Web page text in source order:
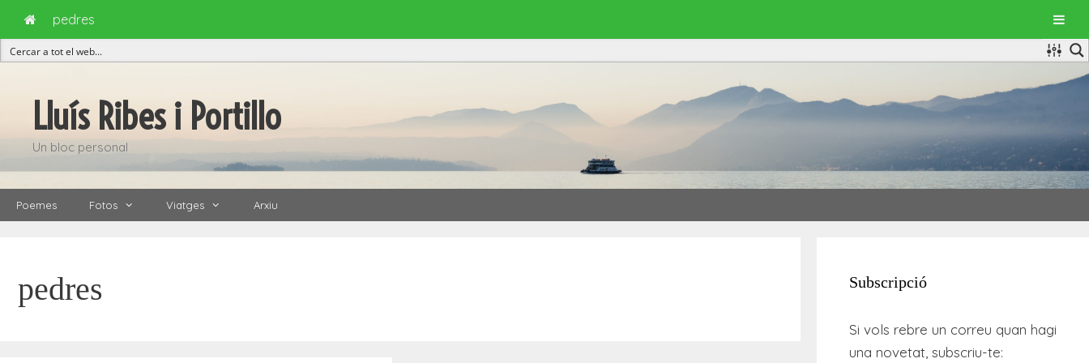
Lluís Ribes i Portillo
Un bloc personal
Poemes Fotos Viatges Arxiu
pedres Subscripció
Si vols rebre un correu quan hagi
una novetat, subscriu-te:
pedres